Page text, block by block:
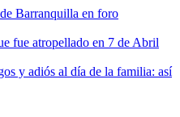
Barranquilla en foro
fue atropellado en 7 de Abril
y adiós al día de la familia: así